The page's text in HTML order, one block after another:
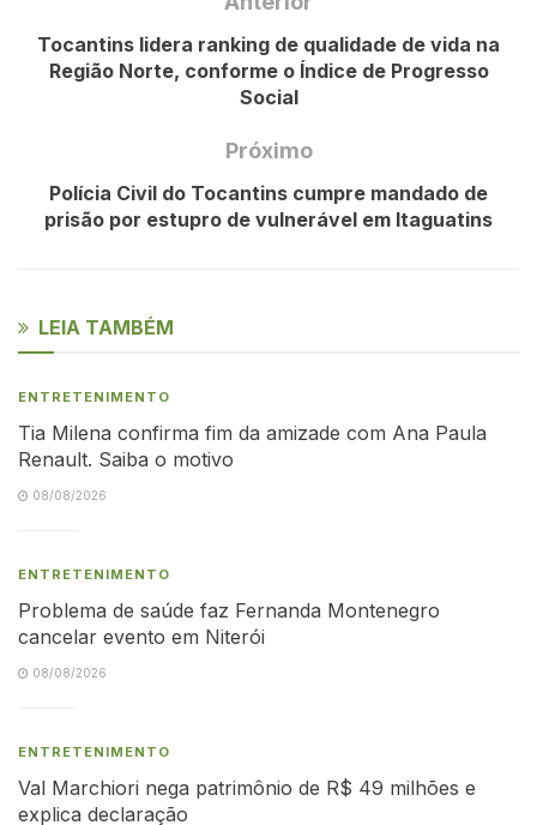
Tocantins lidera ranking de qualidade de vida na
Região Norte, conforme o Índice de Progresso
Social
Próximo
Polícia Civil do Tocantins cumpre mandado de
prisão por estupro de vulnerável em Itaguatins
LEIA TAMBÉM
ENTRETENIMENTO
Tia Milena confirma fim da amizade com Ana Paula
Renault. Saiba o motivo
08/08/2026
ENTRETENIMENTO
Problema de saúde faz Fernanda Montenegro
cancelar evento em Niterói
08/08/2026
ENTRETENIMENTO
Val Marchiori nega patrimônio de R$ 49 milhões e
explica declaração